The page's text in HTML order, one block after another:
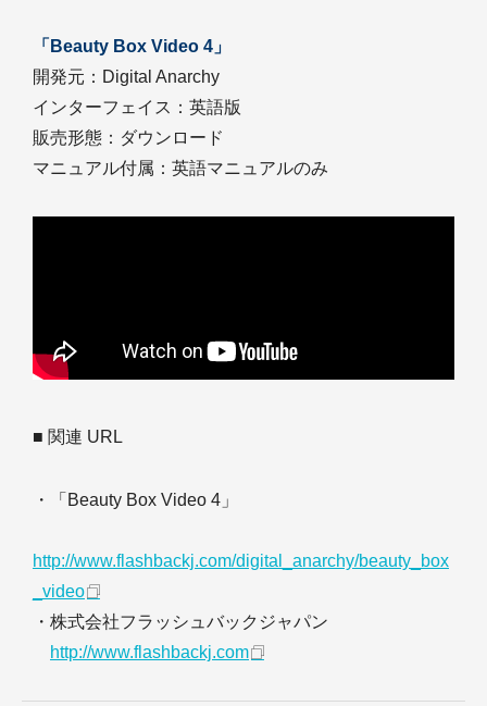
「Beauty Box Video 4」
開発元：Digital Anarchy
インターフェイス：英語版
販売形態：ダウンロード
マニュアル付属：英語マニュアルのみ
■ 関連 URL
・「Beauty Box Video 4」
http://www.flashbackj.com/digital_anarchy/beauty_box
_video
・株式会社フラッシュバックジャパン
http://www.flashbackj.com